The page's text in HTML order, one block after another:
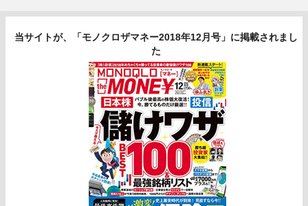
当サイトが、「モノクロザマネー2018年12月号」に掲載されまし
た